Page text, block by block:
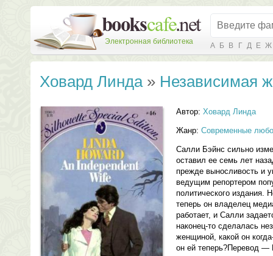
Электронная библиотека А Б В Г Д Е Ж
Ховард Линда» Независимая
Автор: Ховард Линда
Жанр: Современные
Салли Бэйнс сильно
оставил ее семь лет
прежде выносливость и
ведущим репортером
политического издания.
теперь он владелец
работает, и Салли
наконец-то сделалась
женщиной, какой он
он ей теперь?Перевод —